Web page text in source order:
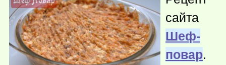
сайта
Шеф-
повар.